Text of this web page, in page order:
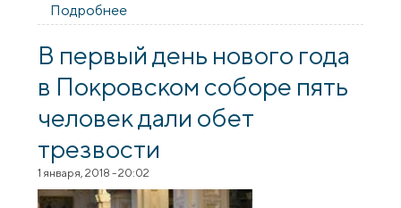
Подробнее
открытом собрании группы Анонимных
Алкоголиков «Пирамида»
В первый день нового года
в Покровском соборе пять
человек дали обет
трезвости
1 января, 2018 - 20:02